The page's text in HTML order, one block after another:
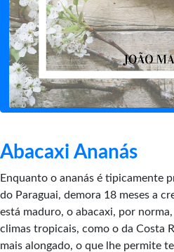
Abacaxi Ananás
Enquanto o ananás é tipicamente
do Paraguai, demora 18 meses a
está maduro, o abacaxi, por
climas tropicais, como o da Costa
mais alongado, o que lhe permite